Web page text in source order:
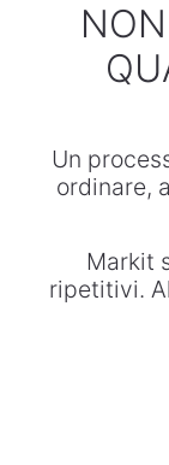
Un
ordinare,
Markit
ripetitivi.